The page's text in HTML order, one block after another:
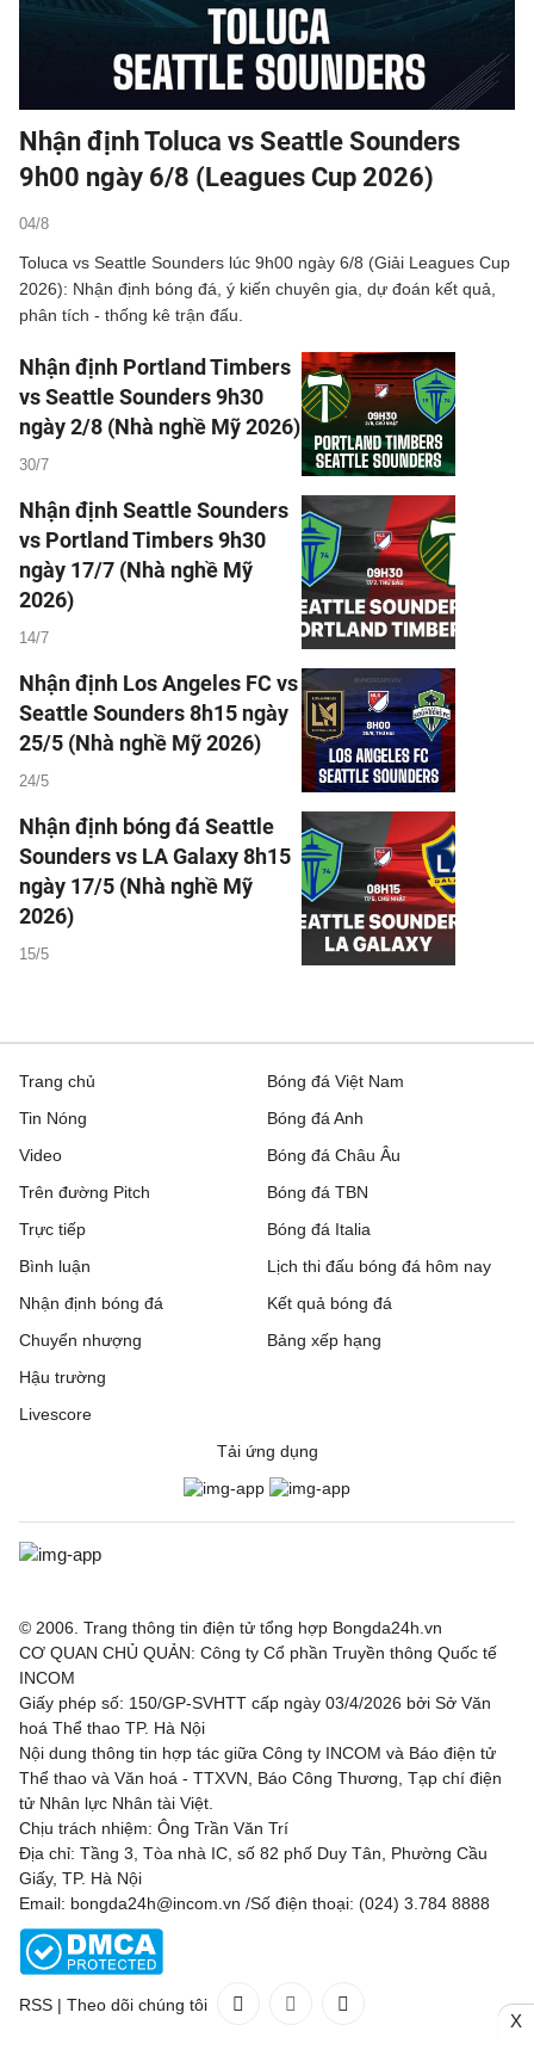
Nhận định Toluca vs Seattle Sounders
9h00 ngày 6/8 (Leagues Cup 2026)
04/8
Toluca vs Seattle Sounders lúc 9h00 ngày 6/8 (Giải Leagues Cup
2026): Nhận định bóng đá, ý kiến chuyên gia, dự đoán kết quả,
phân tích - thống kê trận đấu.
Nhận định Portland Timbers
vs Seattle Sounders 9h30
ngày 2/8 (Nhà nghề Mỹ 2026)
30/7
Nhận định Seattle Sounders
vs Portland Timbers 9h30
ngày 17/7 (Nhà nghề Mỹ
2026)
14/7
Nhận định Los Angeles FC vs
Seattle Sounders 8h15 ngày
25/5 (Nhà nghề Mỹ 2026)
24/5
Nhận định bóng đá Seattle
Sounders vs LA Galaxy 8h15
ngày 17/5 (Nhà nghề Mỹ
2026)
15/5
Trang chủ
Tin Nóng
Video
Trên đường Pitch
Trực tiếp
Bóng đá Việt Nam
Bóng đá Anh
Bóng đá Châu Âu
Bóng đá TBN
Bóng đá Italia
Bình luận
Nhận định bóng đá
Chuyển nhượng
Hậu trường
Livescore
Lịch thi đấu bóng đá hôm nay
Kết quả bóng đá
Bảng xếp hạng
Tải ứng dụng
© 2006. Trang thông tin điện tử tổng hợp Bongda24h.vn
CƠ QUAN CHỦ QUẢN: Công ty Cổ phần Truyền thông Quốc tế
INCOM
Giấy phép số: 150/GP-SVHTT cấp ngày 03/4/2026 bởi Sở Văn
hoá Thể thao TP. Hà Nội
Nội dung thông tin hợp tác giữa Công ty INCOM và Báo điện tử
Thể thao và Văn hoá - TTXVN, Báo Công Thương, Tạp chí điện
tử Nhân lực Nhân tài Việt.
Chịu trách nhiệm: Ông Trần Văn Trí
Địa chỉ: Tầng 3, Tòa nhà IC, số 82 phố Duy Tân, Phường Cầu
Giấy, TP. Hà Nội
Email: bongda24h@incom.vn /Số điện thoại: (024) 3.784 8888
RSS | Theo dõi chúng tôi
X